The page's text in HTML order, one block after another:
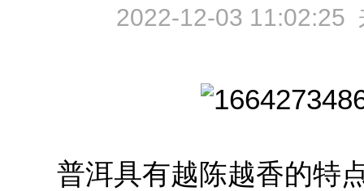
2022-12-03
普洱具有越陈越香的特点